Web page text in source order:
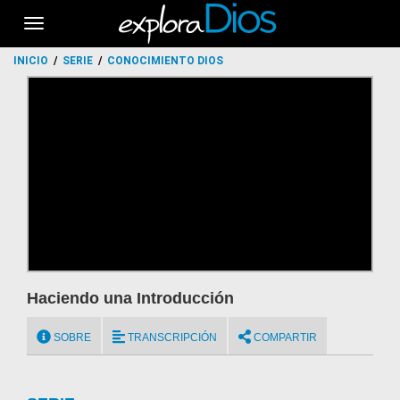
Toggle
navigation
INICIO SERIE CONOCIMIENTO DIOS
Haciendo una Introducción
SOBRE TRANSCRIPCIÓN COMPARTIR